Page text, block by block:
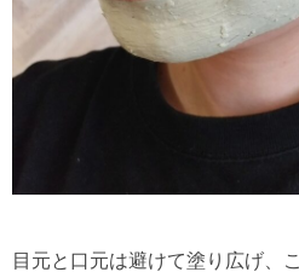
目元と口元は避けて塗り広げ、